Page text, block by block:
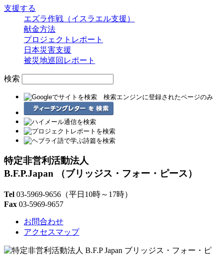
支援する
エズラ作戦（イスラエル支援）
献金方法
プロジェクトレポート
日本災害支援
被災地巡回レポート
検索
特定非営利活動法人
B.F.P.Japan
（ブリッジス・フォー・ピース）
Tel 03-5969-9656 （平日10時～17時）
Fax 03-5969-9657
お問合わせ
アクセスマップ